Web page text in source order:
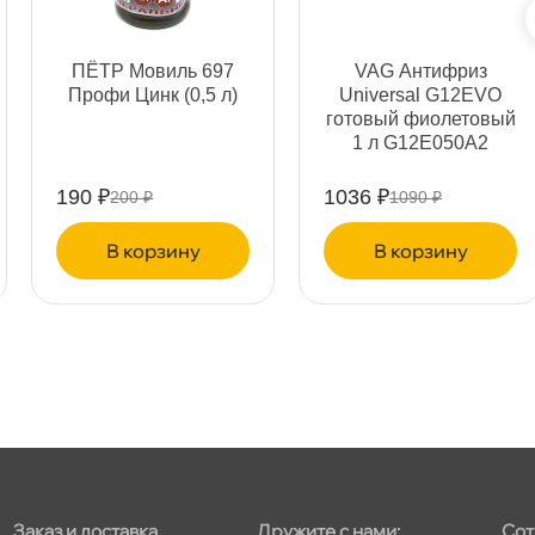
ПЁТР Мовиль 697
Профи Цинк (0,5 л)
190 ₽200 ₽
корзину
VAG Антифриз
Universal G12EVO
отовый фиолетовый
1 л G12E050A2
1036 ₽1090 ₽
корзину